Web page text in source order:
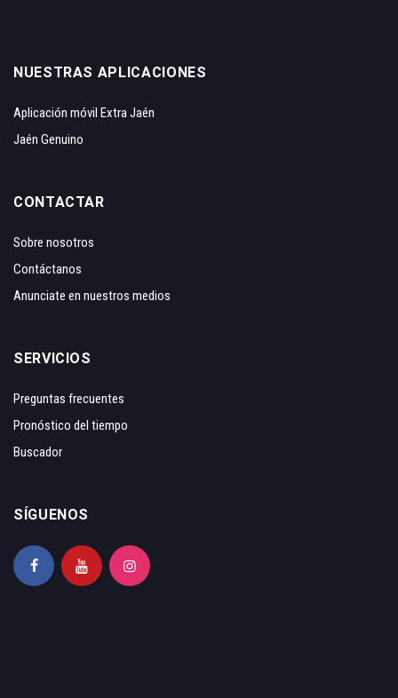
NUESTRAS APLICACIONES
Aplicación móvil Extra Jaén
Jaén Genuino
CONTACTAR
Sobre nosotros
Contáctanos
Anunciate en nuestros medios
SERVICIOS
Preguntas frecuentes
Pronóstico del tiempo
Buscador
SÍGUENOS